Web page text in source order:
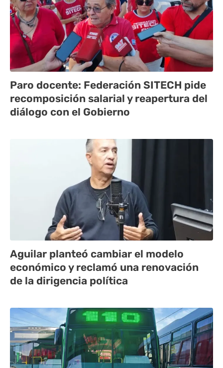
Paro docente: Federación SITECH pide
recomposición salarial y reapertura del
diálogo con el Gobierno
Aguilar planteó cambiar el modelo
económico y reclamó una renovación
de la dirigencia política